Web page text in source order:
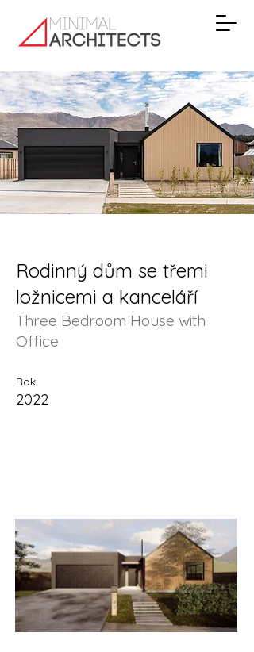
Rodinný dům se třemi
ložnicemi a kanceláří
Three Bedroom House with
Office
Rok:
2022